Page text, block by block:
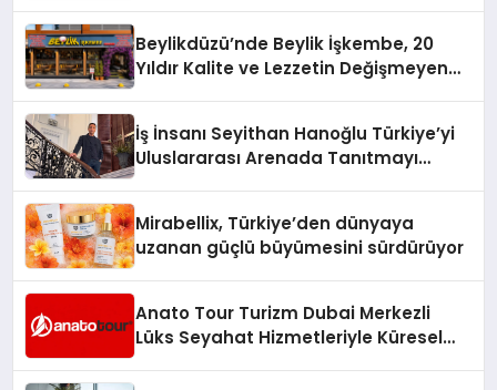
Beylikdüzü’nde Beylik İşkembe, 20
Yıldır Kalite ve Lezzetin Değişmeyen
İş İnsanı Seyithan Hanoğlu Türkiye’yi
Uluslararası Arenada Tanıtmayı
Mirabellix, Türkiye’den dünyaya
uzanan güçlü büyümesini sürdürüyor
Anato Tour Turizm Dubai Merkezli
Lüks Seyahat Hizmetleriyle Küresel